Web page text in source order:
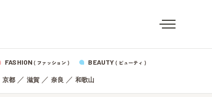
FASHION ( ファッション ) BEAUTY ( ビューティ )
京都／ 滋賀／ 奈良 ／ 和歌山